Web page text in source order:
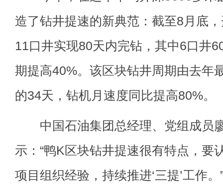
造了钻井提速的新典范：截至8月底
11口井实现80天内完钻，其中6口井
期提高40%。该区块钻井周期由去年
的34天，钻机月速度同比提高80%。
中国石油集团总经理、党组成员
示：“鸭K区块钻井提速很有特点，要
项目组织经验，持续推进‘三提’工作